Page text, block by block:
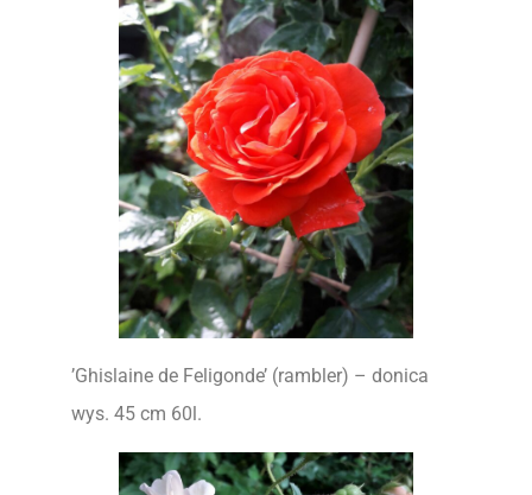
’Ghislaine de Feligonde’ (rambler) – donica
wys. 45 cm 60l.